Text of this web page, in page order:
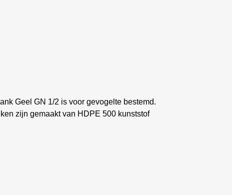
Geel GN 1/2 is voor gevogelte bestemd.
zijn gemaakt van HDPE 500 kunststof